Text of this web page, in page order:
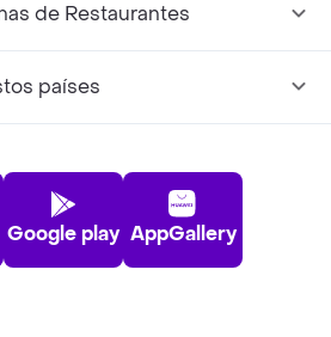
de Restaurantes
países
Google play AppGallery